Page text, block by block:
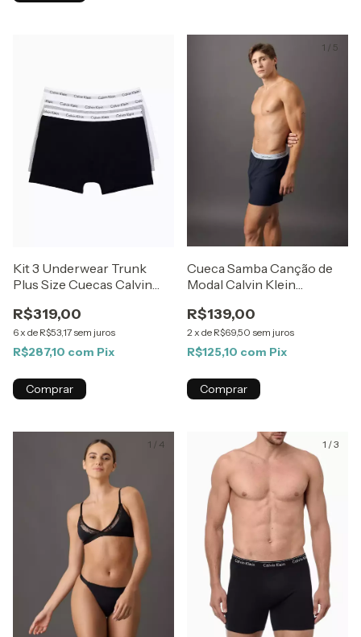
Kit 3 Underwear Trunk
Plus Size Cuecas Calvin
R$319,00
6 x de R$53,17 sem juros
R$287,10 com Pix
Comprar
1 / 5
Cueca Samba Canção de
Modal Calvin Klein
Mescla
R$139,00
2 x de R$69,50 sem juros
R$125,10 com Pix
Comprar
1 / 4 1 /3